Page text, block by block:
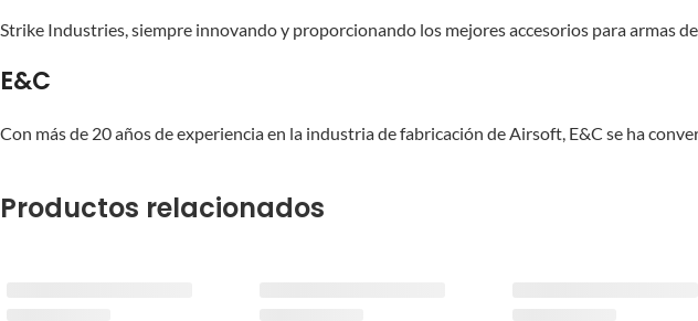
Strike Industries, siempre innovando y proporcionando los mejores accesorios para armas
E&C
Con más de 20 años de experiencia en la industria de fabricación de Airsoft, E&C se ha
Productos relacionados